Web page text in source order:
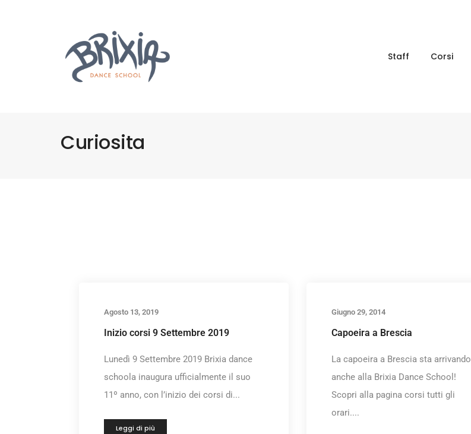
Staff Corsi
Curiosita
Agosto 13, 2019
Inizio corsi 9 Settembre 2019
Lunedì 9 Settembre 2019 Brixia dance
schoola inaugura ufficialmente il suo
11º anno, con l’inizio dei corsi di...
Leggi di più
Giugno 29, 2014
Capoeira a Brescia
La capoeira a Brescia sta arrivando
anche alla Brixia Dance School!
Scopri alla pagina corsi tutti gli
orari....